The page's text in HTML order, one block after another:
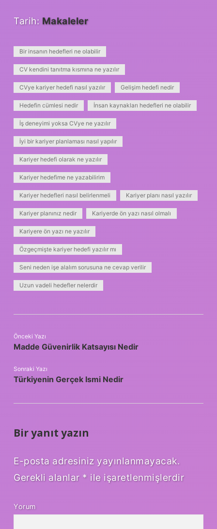
Tarih: Makaleler
Bir insanın hedefleri ne olabilir
CV kendini tanıtma kısmına ne yazılır
CVye kariyer hedefi nasıl yazılır Gelişim hedefi nedir
Hedefin cümlesi nedir İnsan kaynakları hedefleri ne olabilir
İş deneyimi yoksa CVye ne yazılır
İyi bir kariyer planlaması nasıl yapılır
Kariyer hedefi olarak ne yazılır
Kariyer hedefime ne yazabilirim
Kariyer hedefleri nasıl belirlenmeli Kariyer planı nasıl yazılır
Kariyer planınız nedir Kariyerde ön yazı nasıl olmalı
Kariyere ön yazı ne yazılır
Özgeçmişte kariyer hedefi yazılır mı
Seni neden işe alalım sorusuna ne cevap verilir
Uzun vadeli hedefler nelerdir
Önceki Yazı
Madde Güvenirlik Katsayısı Nedir
Sonraki Yazı
Türkiyenin Gerçek Ismi Nedir
Bir yanıt yazın
E-posta adresiniz yayınlanmayacak.
Gerekli alanlar * ile işaretlenmişlerdir
Yorum